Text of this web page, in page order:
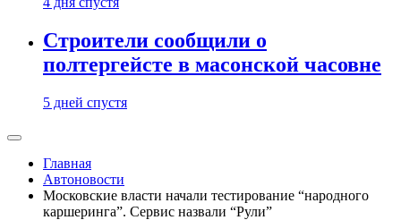
Строители сообщили о
полтергейсте в масонской часовне
5 дней спустя
Главная
Автоновости
Московские власти начали тестирование “народного
каршеринга”. Сервис назвали “Рули”